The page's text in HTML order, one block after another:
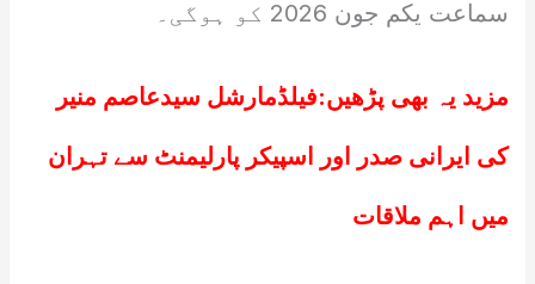
سماعت یکم جون 2026 کو ہوگی۔
مزید یہ بھی پڑھیں:فیلڈمارشل سیدعاصم منیر
کی ایرانی صدر اور اسپیکر پارلیمنٹ سے تہران
میں اہم ملاقات